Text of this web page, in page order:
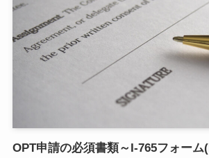
OPT申請の必須書類～I-765フォーム